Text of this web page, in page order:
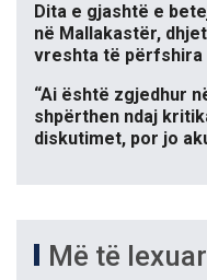
Dita e gjashtë e
në Mallakastër,
vreshta të përfshira
“Ai është zgjedhur
shpërthen ndaj
diskutimet, por jo
Më të